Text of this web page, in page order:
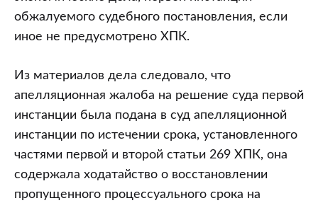
обжалуемого судебного постановления, если
иное не предусмотрено ХПК.
Из материалов дела следовало, что
апелляционная жалоба на решение суда первой
инстанции была подана в суд апелляционной
инстанции по истечении срока, установленного
частями первой и второй статьи 269 ХПК, она
содержала ходатайство о восстановлении
пропущенного процессуального срока на